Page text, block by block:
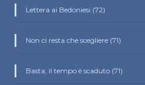
Lettera ai Bedoniesi (72)
Non ci resta che scegliere (71)
Basta, il tempo è scaduto (71)